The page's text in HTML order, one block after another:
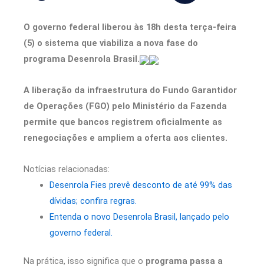
O governo federal liberou às 18h desta terça-feira
(5) o sistema que viabiliza a nova fase do
programa Desenrola Brasil.
A liberação da infraestrutura do Fundo Garantidor
de Operações (FGO) pelo Ministério da Fazenda
permite que bancos registrem oficialmente as
renegociações e ampliem a oferta aos clientes.
Notícias relacionadas:
Desenrola Fies prevê desconto de até 99% das
dívidas; confira regras.
Entenda o novo Desenrola Brasil, lançado pelo
governo federal.
Na prática, isso significa que o programa passa a